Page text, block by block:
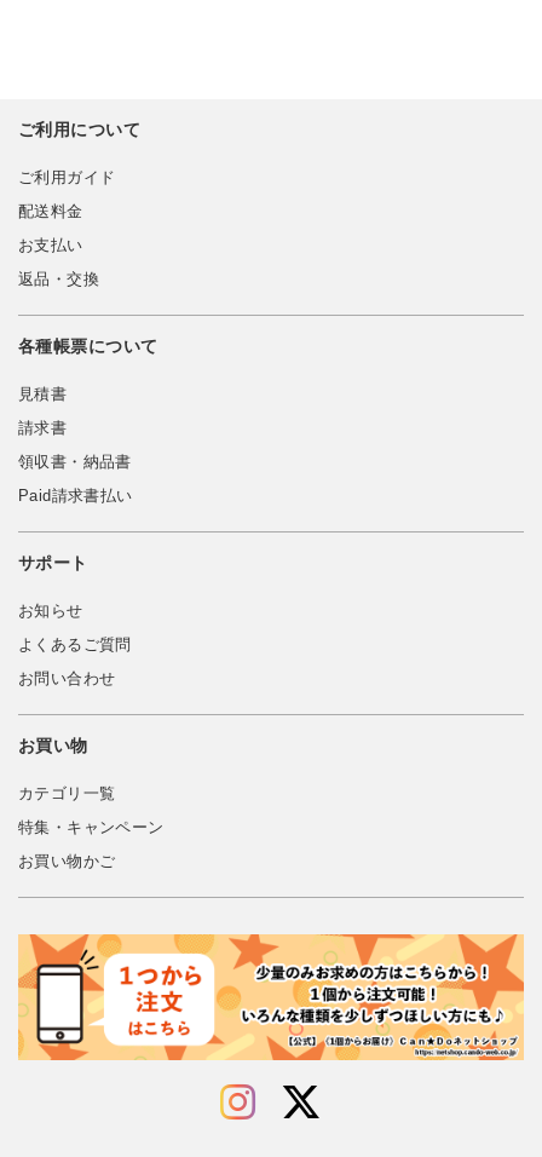
ご利用について
ご利用ガイド
配送料金
お支払い
返品・交換
各種帳票について
見積書
請求書
領収書・納品書
Paid請求書払い
サポート
お知らせ
よくあるご質問
お問い合わせ
お買い物
カテゴリ一覧
特集・キャンペーン
お買い物かご